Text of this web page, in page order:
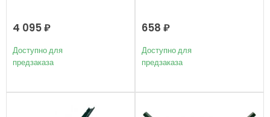
4 095₽
Доступно для
предзаказа
658 ₽
Доступно для
предзаказа